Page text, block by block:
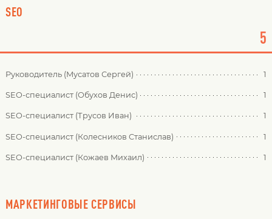
SEO
5
Руководитель (Мусатов Сергей) 1
SEO-специалист (Обухов Денис) 1
SEO-специалист (Трусов Иван) 1
SEO-специалист (Колесников Станислав) 1
SEO-специалист (Кожаев Михаил) 1
МАРКЕТИНГОВЫЕ СЕРВИСЫ